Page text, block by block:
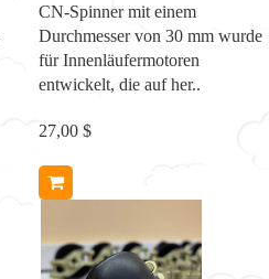
CN-Spinner mit einem
Durchmesser von 30 mm wurde
für Innenläufermotoren
entwickelt, die auf her..
27,00 $